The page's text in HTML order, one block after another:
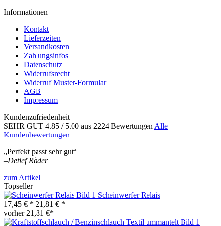
Informationen
Kontakt
Lieferzeiten
Versandkosten
Zahlungsinfos
Datenschutz
Widerrufsrecht
Widerruf Muster-Formular
AGB
Impressum
Kundenzufriedenheit
SEHR GUT 4.85 / 5.00 aus 2224 Bewertungen Alle
Kundenbewertungen
„Perfekt passt sehr gut“
–Detlef Räder
zum Artikel
Topseller
Scheinwerfer Relais
17,45 € * 21,81 € *
vorher 21,81 €*